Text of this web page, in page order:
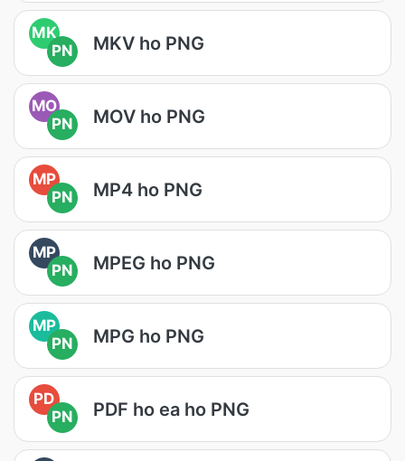
MK
PN
MKV ho PNG
MO
PN
MOV ho PNG
MP
PN
MP4 ho PNG
MP
PN
MPEG ho PNG
MP
PN
MPG ho PNG
PD
PN
PDF ho ea ho PNG